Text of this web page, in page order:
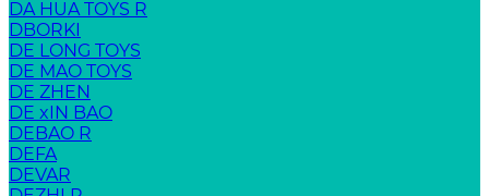
DA HUA TOYS R
DBORKI
DE LONG TOYS
DE MAO TOYS
DE ZHEN
DE xIN BAO
DEBAO R
DEFA
DEVAR